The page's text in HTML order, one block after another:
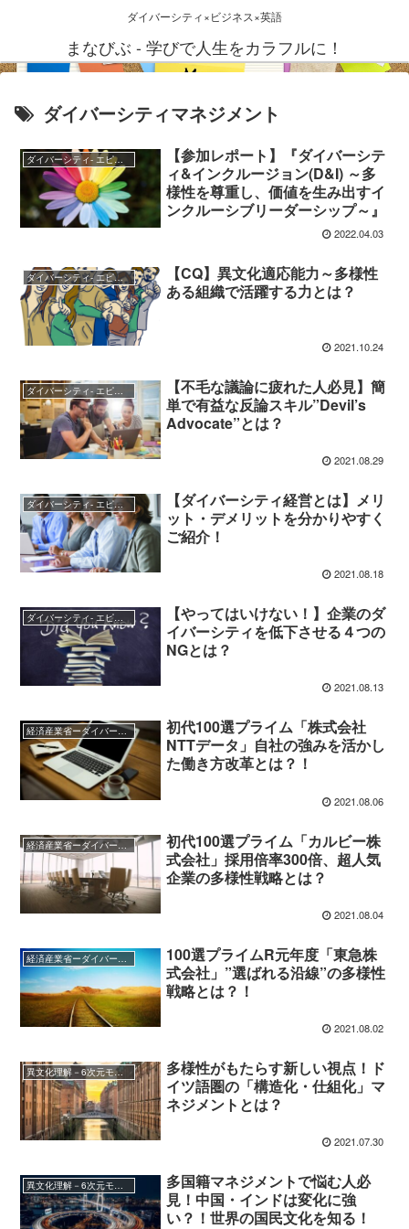
ダイバーシティ×ビジネス×英語
まなびぶ - 学びで人生をカラフルに！
ダイバーシティマネジメント
ダイバーシティ- エピソード、参考情報などいろいろ
【参加レポート】『ダイバーシテ
ィ&インクルージョン(D&I) ～多
様性を尊重し、価値を生み出すイ
ンクルーシブリーダーシップ～』
2022.04.03
ダイバーシティ- エピソード、参考情報などいろいろ
【CQ】異文化適応能力～多様性
ある組織で活躍する力とは？
2021.10.24
ダイバーシティ- エピソード、参考情報などいろいろ
【不毛な議論に疲れた人必見】簡
単で有益な反論スキル”Devil’s
Advocate”とは？
2021.08.29
ダイバーシティ- エピソード、参考情報などいろいろ
【ダイバーシティ経営とは】メリ
ット・デメリットを分かりやすく
ご紹介！
2021.08.18
ダイバーシティ- エピソード、参考情報などいろいろ
【やってはいけない！】企業のダ
イバーシティを低下させる４つの
NGとは？
2021.08.13
経済産業省ーダイバーシティ2.0、企業100選、なでしこ銘柄など
初代100選プライム「株式会社
NTTデータ」自社の強みを活かし
た働き方改革とは？！
2021.08.06
初代100選プライム「カルビー株
式会社」採用倍率300倍、超人気
企業の多様性戦略とは？
2021.08.04
100選プライムR元年度「東急株
式会社」”選ばれる沿線”の多様性
戦略とは？！
2021.08.02
異文化理解－6次元モデル、7つのメンタルイメージなど
多様性がもたらす新しい視点！ド
イツ語圏の「構造化・仕組化」マ
ネジメントとは？
2021.07.30
異文化理解－6次元モデル、7つのメンタルイメージなど
多国籍マネジメントで悩む人必
見！中国・インドは変化に強
い？！世界の国民文化を知る！